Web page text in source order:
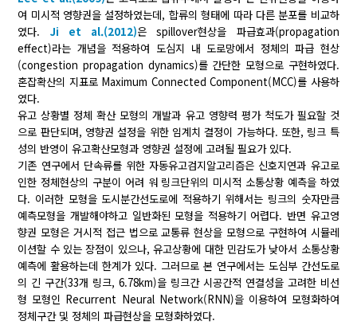
여 미시적 영향권을 설정하였는데, 합류의 형태에 따라 다른 분포를 비교하
였다. Ji et al.(2012)은 spillover현상을 파급효과(propagation
effect)라는 개념을 적용하여 도심지 내 도로망에서 정체의 파급 현상
(congestion propagation dynamics)를 간단한 모형으로 구현하였다.
혼잡확산의 지표로 Maximum Connected Component(MCC)를 사용하
였다.
유고 상황별 정체 확산 모형의 개발과 유고 영향력 평가 척도가 필요할 것
으로 판단되며, 영향권 설정을 위한 임계치 결정이 가능하다. 또한, 링크 특
성의 반영이 유고확산모형과 영향권 설정에 고려될 필요가 있다.
기존 연구에서 단속류를 위한 자동유고검지알고리즘은 신호지연과 유고로
인한 정체현상의 구분이 어려 워 링크단위의 미시적 소통상황 예측을 하였
다. 이러한 모형을 도시분간선도로에 적용하기 위해서는 링크의 숫자만큼
예측모형을 개발해야하고 일반화된 모형을 적용하기 어렵다. 반면 유고영
향권 모형은 거시적 접근 법으로 교통류 현상을 모형으로 구현하여 시뮬레
이션할 수 있는 장점이 있으나, 유고상황에 대한 민감도가 낮아서 소통상황
예측에 활용하는데 한계가 있다. 그러므로 본 연구에서는 도심부 간선도로
의 긴 구간(33개 링크, 6.78km)을 링크간 시공간적 연결성을 고려한 비선
형 모형인 Recurrent Neural Network(RNN)을 이용하여 모형화하여
정체구간 및 정체의 파급현상을 모형화하였다.